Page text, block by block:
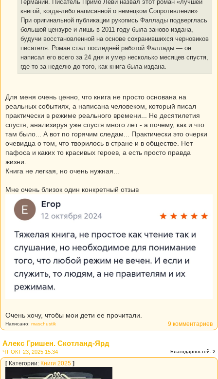
Германии. Писатель Примо Леви назвал этот роман «лучшей
книгой, когда-либо написанной о немецком Сопротивлении»
При оригинальной публикации рукопись Фаллады подверглась
большой цензуре и лишь в 2011 году была заново издана,
будучи восстановленной на основе сохранившихся черновиков
писателя. Роман стал последней работой Фаллады — он
написал его всего за 24 дня и умер несколько месяцев спустя,
где-то за неделю до того, как книга была издана.
Для меня очень ценно, что книга не просто основана на
реальных событиях, а написана человеком, который писал
практически в режиме реального времени... Не десятилетия
спустя, анализируя уже спустя много лет - а почему, как и что
там было... А вот по горячим следам... Практически это очерки
очевидца о том, что творилось в стране и в обществе. Нет
пафоса и каких то красивых героев, а есть просто правда
жизни.
Книга не легкая, но очень нужная...
Мне очень близок один конкретный отзыв
Очень хочу, чтобы мои дети ее прочитали.
9 комментариев
Написано: maschustik
Алекс Гришен. Скотланд-Ярд
Благодарностей: 2
ЧТ ОКТ 23, 2025 15:34
[ Категории: Книги 2025 ]